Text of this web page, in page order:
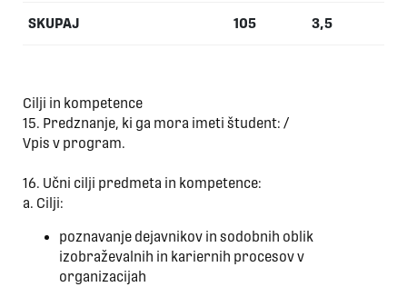
SKUPAJ 105 3,5
Cilji in kompetence
15. Predznanje, ki ga mora imeti študent: /
Vpis v program.
16. Učni cilji predmeta in kompetence:
a. Cilji:
poznavanje dejavnikov in sodobnih oblik
izobraževalnih in kariernih procesov v
organizacijah